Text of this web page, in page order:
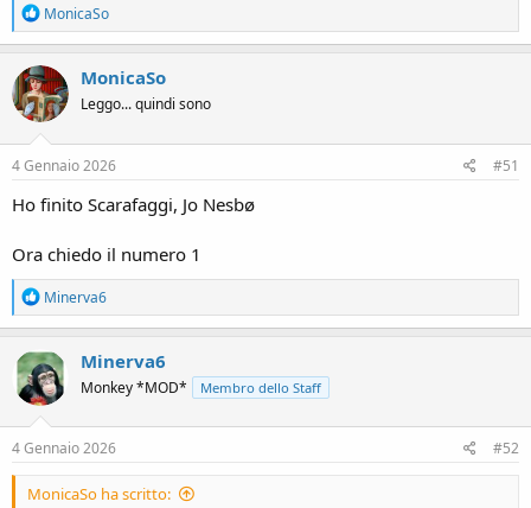
R
e
a
c
t
i
o
n
s
MonicaSo
MonicaSo
Leggo... quindi sono
4 Gennaio 2026 #51
Ho finito Scarafaggi, Jo Nesbø
Ora chiedo il numero 1
R
e
a
c
t
i
o
n
s
Minerva6
Minerva6
Monkey *MOD* Membro dello Staff
4 Gennaio 2026 #52
MonicaSo ha scritto: